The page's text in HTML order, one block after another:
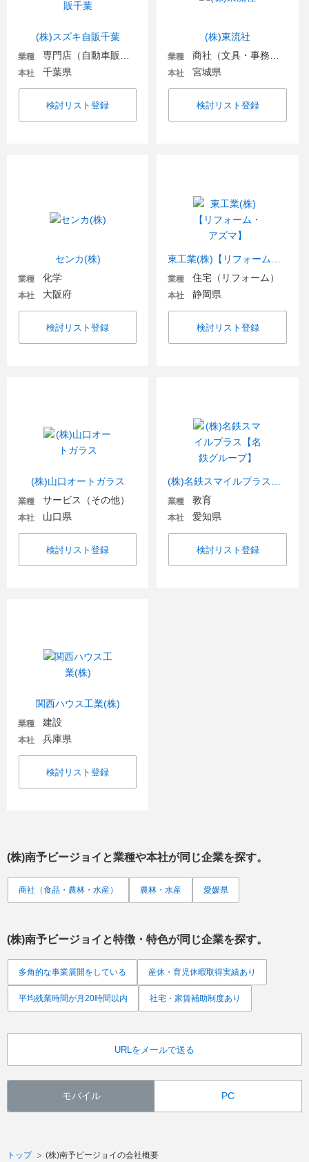
(株)スズキ自販千葉
業種
本社 千葉県
検討リスト登録
(株)東流社
業種
本社 宮城県
検討リスト登録
センカ(株)
業種 化学
本社 大阪府
検討リスト登録
業種 住宅（リフォーム）
本社 静岡県
検討リスト登録
(株)山口オートガラス
業種 サービス（その他）
本社 山口県
検討リスト登録
業種 教育
本社 愛知県
検討リスト登録
関西ハウス工業(株)
業種 建設
本社 兵庫県
検討リスト登録
(株)南予ビージョイ と業種や本社が同じ企業を探す。
商社（食品・農林・水産） 農林・水産 愛媛県
(株)南予ビージョイ と特徴・特色が同じ企業を探す。
多角的な事業展開をしている 産休・育児休暇取得実績あり
平均残業時間が月20時間以内 社宅・家賃補助制度あり
URLをメールで送る
モバイル PC
トップ (株)南予ビージョイの会社概要